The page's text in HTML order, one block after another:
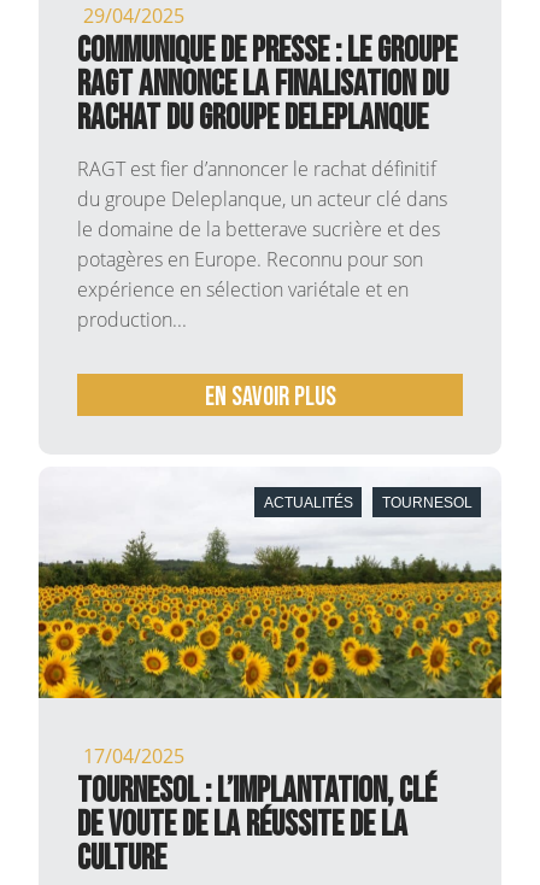
29/04/2025
COMMUNIQUE DE PRESSE : Le Groupe
RAGT annonce la finalisation du
rachat du groupe Deleplanque
RAGT est fier d’annoncer le rachat définitif
du groupe Deleplanque, un acteur clé dans
le domaine de la betterave sucrière et des
potagères en Europe. Reconnu pour son
expérience en sélection variétale et en
production...
En savoir plus
ACTUALITÉS TOURNESOL
17/04/2025
TOURNESOL : L’IMPLANTATION, CLÉ
DE VOUTE DE LA RÉUSSITE DE LA
CULTURE